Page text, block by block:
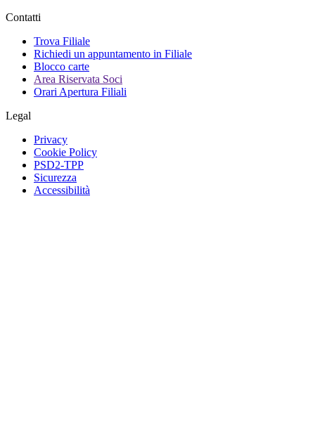
Contatti
Trova Filiale
Richiedi un appuntamento in Filiale
Blocco carte
Area Riservata Soci
Orari Apertura Filiali
Legal
Privacy
Cookie Policy
PSD2-TPP
Sicurezza
Accessibilità